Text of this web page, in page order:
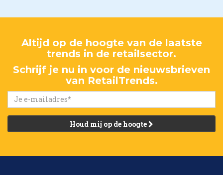
Altijd op de hoogte van de laatste
trends in de retailsector.
Schrijf je nu in voor de nieuwsbrieven
van RetailTrends.
Houd mij op de hoogte